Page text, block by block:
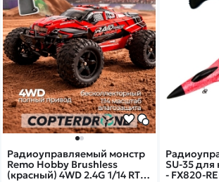
Радиоуправляемый монстр
Remo Hobby Brushless
(красный) 4WD 2.4G 1/14 RTR
SU-35
- FX820-